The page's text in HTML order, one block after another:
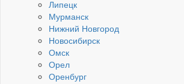
Липецк
Мурманск
Нижний Новгород
Новосибирск
Омск
Орел
Оренбург